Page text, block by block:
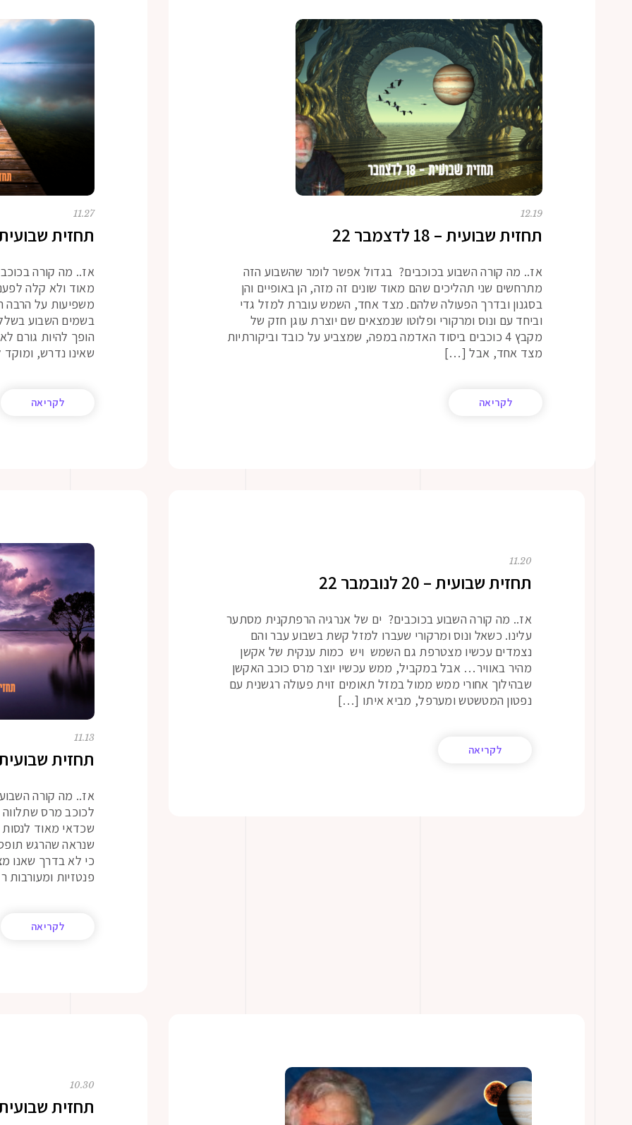
12.19
תחזית שבועית – 18 לדצמבר 22
אז.. מה קורה השבוע בכוכבים? בגדול אפשר לומר שהשבוע הזה
מתרחשים שני תהליכים שהם מאוד שונים זה מזה, הן באופיים והן
בסגנון ובדרך הפעולה שלהם. מצד אחד, השמש עוברת למזל גדי
וביחד עם ונוס ומרקורי ופלוטו שנמצאים שם יוצרת עוגן חזק של
מקבץ 4 כוכבים ביסוד האדמה במפה, שמצביע על כובד וביקורתיות
מצד אחד, אבל […]
לקריאה
11.27
תחזית שבועית – 27
אז.. מה קורה
מאוד ולא קלה
משפיעות על הרבה
בשמים השבוע בשלל
הופך להיות גורם
שאינו נדרש,
לקריאה
11.20
תחזית שבועית – 20 לנובמבר 22
אז.. מה קורה השבוע בכוכבים? ים של אנרגיה הרפתקנית מסתער
עלינו. כשאל ונוס ומרקורי שעברו למזל קשת בשבוע עבר והם
נצמדים עכשיו מצטרפת גם השמש ויש כמות ענקית של אקשן
מהיר באוויר… אבל במקביל, ממש עכשיו יוצר מרס כוכב האקשן
שבהילוך אחורי ממש ממול במזל תאומים זוית פעולה רגשנית עם
נפטון המטשטש ומערפל, מביא איתו […]
לקריאה
11.13
תחזית שבועית – 13
אז.. מה קורה
לכוכב מרס
שכדאי מאוד לנסות
שנראה שהרגש תופס
כי לא בדרך שאנו
פנטזיות
לקריאה
10.30
תחזית שבועית – 30